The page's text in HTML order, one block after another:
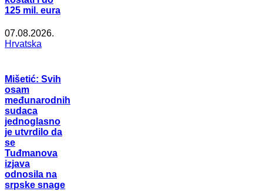
125 mil. eura
07.08.2026.
Hrvatska
Mišetić: Svih
osam
međunarodnih
sudaca
jednoglasno
je utvrdilo da
se
Tuđmanova
izjava
odnosila na
srpske snage